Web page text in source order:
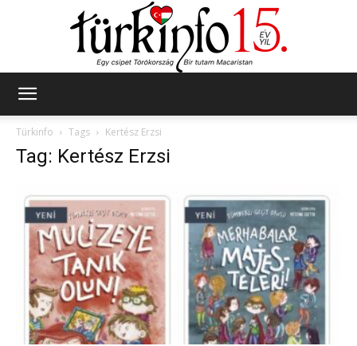
Türkinfo
Tags Kertész Erzsi
Tag: Kertész Erzsi